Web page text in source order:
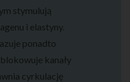
stymulują
i elastyny.
ponadto
kanały
cyrkulację